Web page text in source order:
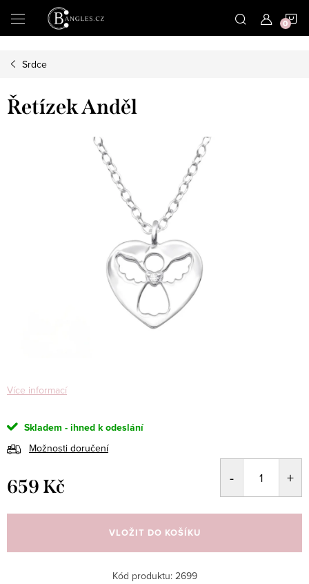
Přejít
na
Srdce
Řetízek Anděl
Více informací
Skladem - ihned k odeslání
Možnosti doručení
659 Kč
cena:
VLOŽIT DO KOŠÍKU
Kód produktu: 2699